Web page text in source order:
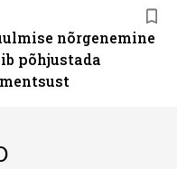
nõrgenemine
põhjustada